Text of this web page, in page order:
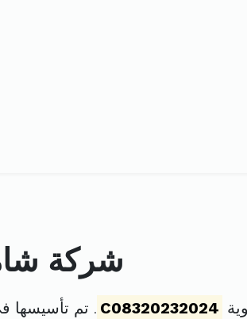
شركة
C08320232024 . تم تأسيسها في 14 أكتوبر 2024 برأس